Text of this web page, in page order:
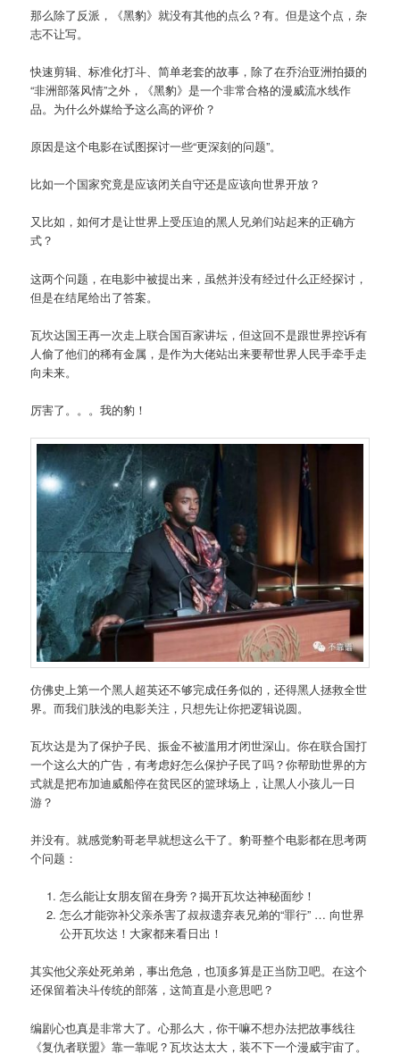
那么除了反派，《黑豹》就没有其他的点么？有。但是这个点，杂
志不让写。
快速剪辑、标准化打斗、简单老套的故事，除了在乔治亚洲拍摄的
“非洲部落风情”之外，《黑豹》是一个非常合格的漫威流水线作
品。为什么外媒给予这么高的评价？
原因是这个电影在试图探讨一些“更深刻的问题”。
比如一个国家究竟是应该闭关自守还是应该向世界开放？
又比如，如何才是让世界上受压迫的黑人兄弟们站起来的正确方
式？
这两个问题，在电影中被提出来，虽然并没有经过什么正经探讨，
但是在结尾给出了答案。
瓦坎达国王再一次走上联合国百家讲坛，但这回不是跟世界控诉有
人偷了他们的稀有金属，是作为大佬站出来要帮世界人民手牵手走
向未来。
厉害了。。。我的豹！
仿佛史上第一个黑人超英还不够完成任务似的，还得黑人拯救全世
界。而我们肤浅的电影关注，只想先让你把逻辑说圆。
瓦坎达是为了保护子民、振金不被滥用才闭世深山。你在联合国打
一个这么大的广告，有考虑好怎么保护子民了吗？你帮助世界的方
式就是把布加迪威船停在贫民区的篮球场上，让黑人小孩儿一日
游？
并没有。就感觉豹哥老早就想这么干了。豹哥整个电影都在思考两
个问题：
怎么能让女朋友留在身旁？揭开瓦坎达神秘面纱！
怎么才能弥补父亲杀害了叔叔遗弃表兄弟的“罪行” … 向世界
公开瓦坎达！大家都来看日出！
其实他父亲处死弟弟，事出危急，也顶多算是正当防卫吧。在这个
还保留着决斗传统的部落，这简直是小意思吧？
编剧心也真是非常大了。心那么大，你干嘛不想办法把故事线往
《复仇者联盟》靠一靠呢？瓦坎达太大，装不下一个漫威宇宙了。